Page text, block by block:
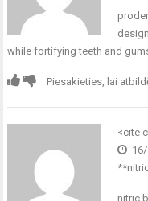
while fortifying teeth and
Piesakieties, lai
<cite
nitric